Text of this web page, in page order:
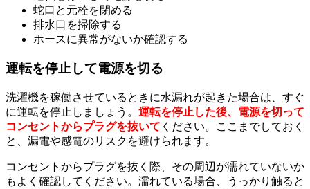
蛇口と元栓を閉める
排水口を掃除する
ホースに異常がないか確認する
運転を停止して電源を切る
洗濯機を稼働させているときに水漏れが起きた場合は、すぐ
に運転を停止しましょう。 運転を停止した後、電源を切って
コンセントからプラグを抜いて ください。ここまでしておく
と、漏電や感電のリスクを避けられます。
コンセントからプラグを抜く際、その周辺が濡れていないか
もよく確認してください。濡れている場合、うっかり触ると